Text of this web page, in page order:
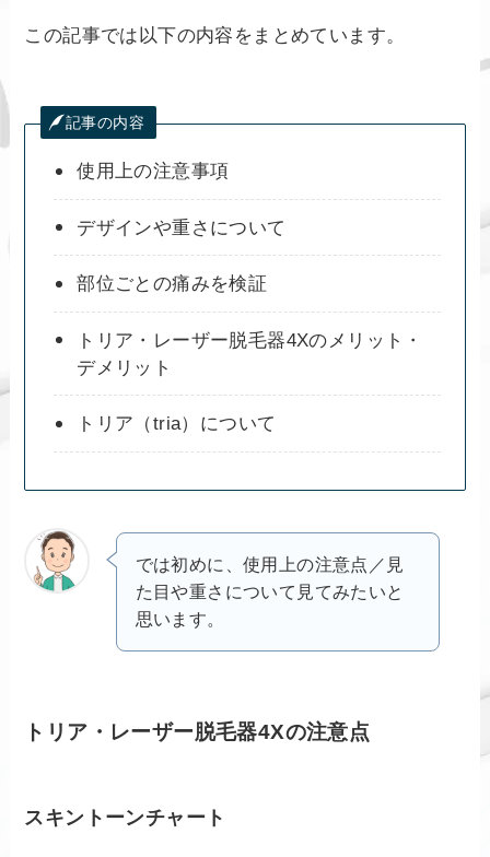
この記事では以下の内容をまとめています。
記事の内容
使用上の注意事項
デザインや重さについて
部位ごとの痛みを検証
トリア・レーザー脱毛器4Xのメリット・
デメリット
トリア（tria）について
では初めに、使用上の注意点／見
た目や重さについて見てみたいと
思います。
トリア・レーザー脱毛器4Xの注意点
スキントーンチャート